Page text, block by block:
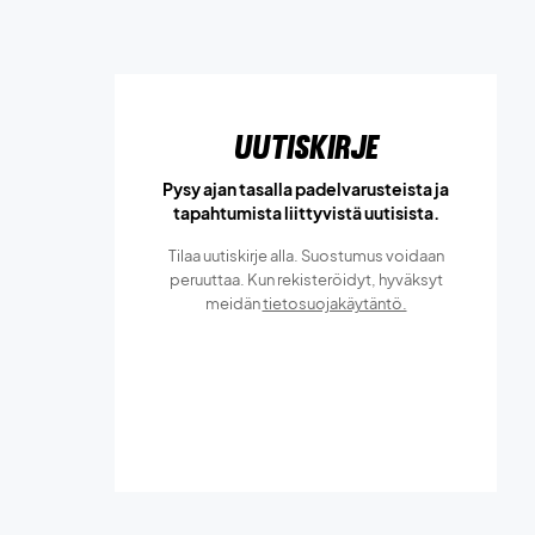
Uutiskirje
Pysy ajan tasalla padelvarusteista ja
tapahtumista liittyvistä uutisista.
Tilaa uutiskirje alla. Suostumus voidaan
peruuttaa. Kun rekisteröidyt, hyväksyt
meidäntietosuojakäytäntö.